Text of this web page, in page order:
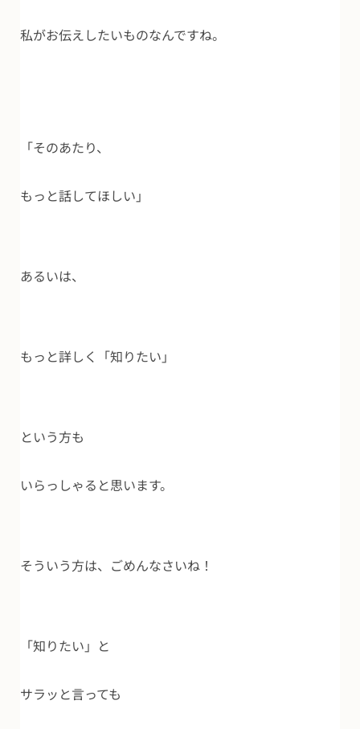
私がお伝えしたいものなんですね。
「そのあたり、
もっと話してほしい」
あるいは、
もっと詳しく「知りたい」
という方も
いらっしゃると思います。
そういう方は、ごめんなさいね！
「知りたい」と
サラッと言っても